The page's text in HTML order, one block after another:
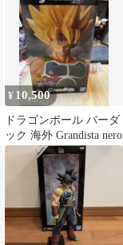
¥ 10,500
ドラゴンボール バーダ
ック 海外 Grandista nero